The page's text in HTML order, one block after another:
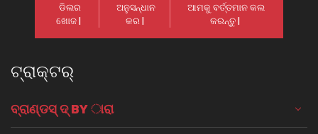
ଡିଲର
ଖୋଜ |
ଅନୁସନ୍ଧାନ
କର |
ଆମକୁ ବର୍ତ୍ତମାନ କଲ
କରନ୍ତୁ |
ଟ୍ରାକ୍ଟର୍
ବ୍ରାଣ୍ଡସ୍ ଦ୍ BY ାରା